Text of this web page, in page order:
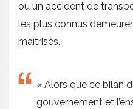
ou un accident de
les plus connus
maîtrisés.
« Alors que ce bilan
gouvernement et